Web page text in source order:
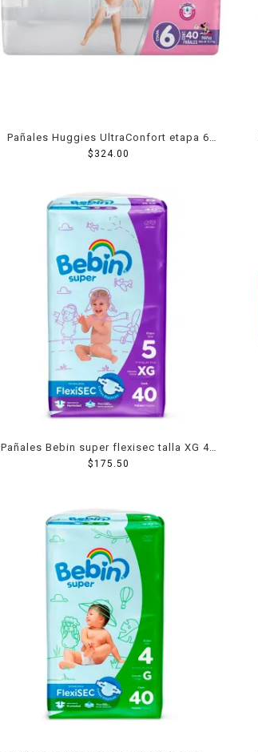
Pañales Huggies UltraConfort etapa 6
niña 40 piezas
$ 324.00
Pañales Bebin super flexisec talla XG 40
piezas
$175.50